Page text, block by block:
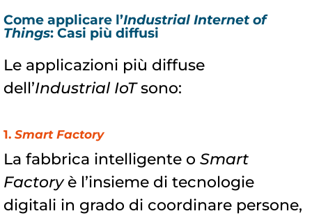
Come applicare l’Industrial Internet of
Things: Casi più diffusi
Le applicazioni più diffuse
dell’Industrial IoTsono:
1. Smart Factory
La fabbrica intelligente o Smart
Factoryè l’insieme di tecnologie
digitali in grado di coordinare persone,